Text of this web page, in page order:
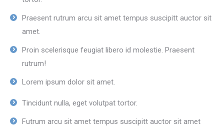
Praesent rutrum arcu sit amet tempus suscipitt auctor sit
amet.
Proin scelerisque feugiat libero id molestie. Praesent
rutrum!
Lorem ipsum dolor sit amet.
Tincidunt nulla, eget volutpat tortor.
Futrum arcu sit amet tempus suscipitt auctor sit amet